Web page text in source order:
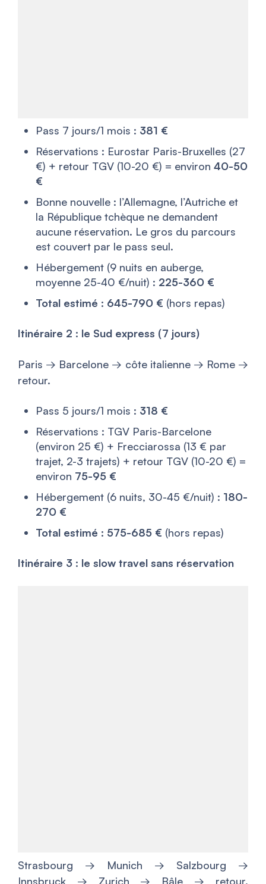
Pass 7 jours/1 mois : 381 €
Réservations : Eurostar Paris-Bruxelles (27
€) + retour TGV (10-20 €) = environ 40-50
€
Bonne nouvelle : l’Allemagne, l’Autriche et
la République tchèque ne demandent
aucune réservation. Le gros du parcours
est couvert par le pass seul.
Hébergement (9 nuits en auberge,
moyenne 25-40 €/nuit) : 225-360 €
Total estimé : 645-790 € (hors repas)
Itinéraire 2 : le Sud express (7 jours)
Paris → Barcelone → côte italienne → Rome →
retour.
Pass 5 jours/1 mois : 318 €
Réservations : TGV Paris-Barcelone
(environ 25 €) + Frecciarossa (13 € par
trajet, 2-3 trajets) + retour TGV (10-20 €) =
environ 75-95 €
Hébergement (6 nuits, 30-45 €/nuit) : 180-
270 €
Total estimé : 575-685 € (hors repas)
Itinéraire 3 : le slow travel sans réservation
Strasbourg → Munich → Salzbourg →
Innsbruck → Zurich → Bâle → retour.